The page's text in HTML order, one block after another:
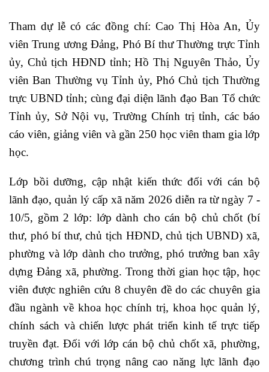
Tham dự lễ có các đồng chí: Cao Thị Hòa An, Ủy
viên Trung ương Đảng, Phó Bí thư Thường trực Tỉnh
ủy, Chủ tịch HĐND tỉnh; Hồ Thị Nguyên Thảo, Ủy
viên Ban Thường vụ Tỉnh ủy, Phó Chủ tịch Thường
trực UBND tỉnh; cùng đại diện lãnh đạo Ban Tổ chức
Tỉnh ủy, Sở Nội vụ, Trường Chính trị tỉnh, các báo
cáo viên, giảng viên và gần 250 học viên tham gia lớp
học.
Lớp bồi dưỡng, cập nhật kiến thức đối với cán bộ
lãnh đạo, quản lý cấp xã năm 2026 diễn ra từ ngày 7 -
10/5, gồm 2 lớp: lớp dành cho cán bộ chủ chốt (bí
thư, phó bí thư, chủ tịch HĐND, chủ tịch UBND) xã,
phường và lớp dành cho trưởng, phó trưởng ban xây
dựng Đảng xã, phường. Trong thời gian học tập, học
viên được nghiên cứu 8 chuyên đề do các chuyên gia
đầu ngành về khoa học chính trị, khoa học quản lý,
chính sách và chiến lược phát triển kinh tế trực tiếp
truyền đạt. Đối với lớp cán bộ chủ chốt xã, phường,
chương trình chú trọng nâng cao năng lực lãnh đạo